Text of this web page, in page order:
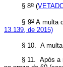
§ 8o (
§ 9oA multa
13.139, de 2015)
§ 10. A
§ 11. Após a